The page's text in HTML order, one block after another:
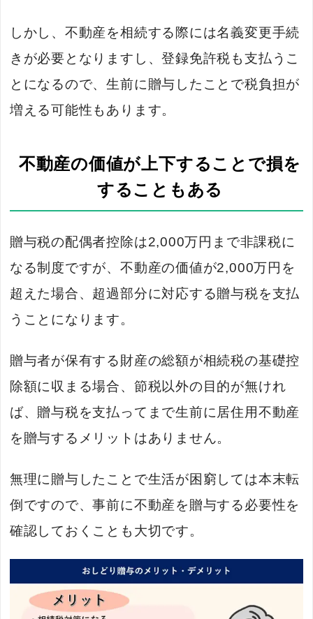
しかし、不動産を相続する際には名義変更手続
きが必要となりますし、登録免許税も支払うこ
とになるので、生前に贈与したことで税負担が
増える可能性もあります。
不動産の価値が上下することで損を
することもある
贈与税の配偶者控除は2,000万円まで非課税に
なる制度ですが、不動産の価値が2,000万円を
超えた場合、超過部分に対応する贈与税を支払
うことになります。
贈与者が保有する財産の総額が相続税の基礎控
除額に収まる場合、節税以外の目的が無けれ
ば、贈与税を支払ってまで生前に居住用不動産
を贈与するメリットはありません。
無理に贈与したことで生活が困窮しては本末転
倒ですので、事前に不動産を贈与する必要性を
確認しておくことも大切です。